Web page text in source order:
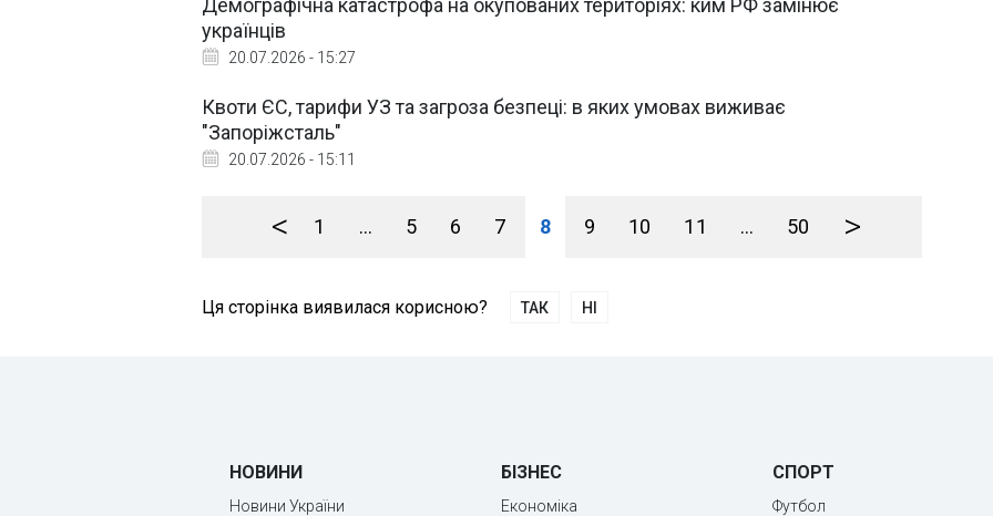
Демографічна катастрофа на окупованих територіях: ким РФ замінює
українців
20.07.2026 - 15:27
Квоти ЄС, тарифи УЗ та загроза безпеці: в яких умовах виживає
"Запоріжсталь"
20.07.2026 - 15:11
< 1 ... 5 6 7 8 9 10 11 ... 50 >
Ця сторінка виявилася корисною? ТАК НІ
НОВИНИ
Новини України
БІЗНЕС
Економіка
СПОРТ
Футбол